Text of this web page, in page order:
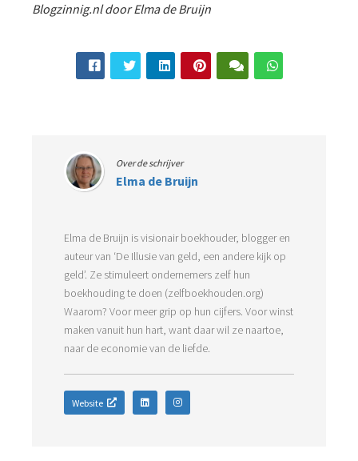
Blogzinnig.nl door Elma de Bruijn
Over de schrijver
Elma de Bruijn
Elma de Bruijn is visionair boekhouder, blogger en
auteur van ‘De Illusie van geld, een andere kijk op
geld’. Ze stimuleert ondernemers zelf hun
boekhouding te doen (zelfboekhouden.org)
Waarom? Voor meer grip op hun cijfers. Voor winst
maken vanuit hun hart, want daar wil ze naartoe,
naar de economie van de liefde.
Website